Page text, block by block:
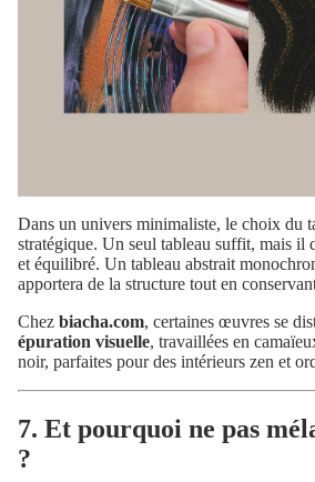
Dans un univers minimaliste, le choix du
stratégique. Un seul tableau suffit, mais il
et équilibré. Un tableau abstrait
apportera de la structure tout en
Chez biacha.com, certaines œuvres se
épuration visuelle, travaillées en
noir, parfaites pour des intérieurs zen et
7. Et pourquoi ne pas
?